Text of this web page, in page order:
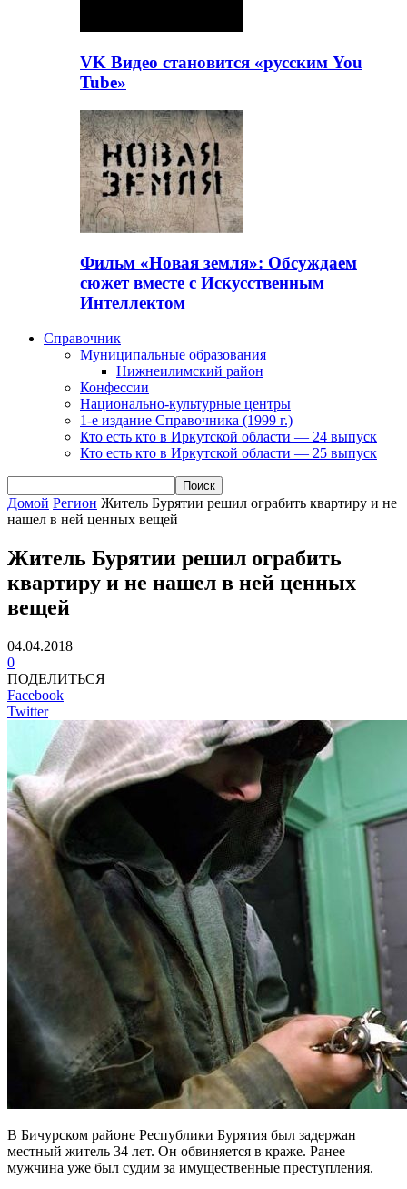
VK Видео становится «русским You
Tube»
Фильм «Новая земля»: Обсуждаем
сюжет вместе с Искусственным
Интеллектом
Справочник
Муниципальные образования
Нижнеилимский район
Конфессии
Национально-культурные центры
1-е издание Справочника (1999 г.)
Кто есть кто в Иркутской области — 24 выпуск
Кто есть кто в Иркутской области — 25 выпуск
Домой Регион Житель Бурятии решил ограбить квартиру и не
нашел в ней ценных вещей
Житель Бурятии решил ограбить
квартиру и не нашел в ней ценных
вещей
04.04.2018
0
ПОДЕЛИТЬСЯ
Facebook
Twitter
В Бичурском районе Республики Бурятия был задержан
местный житель 34 лет. Он обвиняется в краже. Ранее
мужчина уже был судим за имущественные преступления.